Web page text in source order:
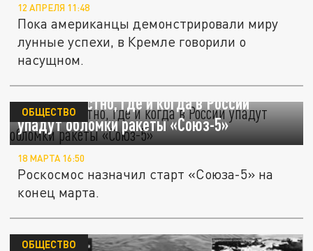
12 АПРЕЛЯ 11:48
Пока американцы демонстрировали миру
лунные успехи, в Кремле говорили о
насущном.
Стало известно, где и когда в России
упадут обломки ракеты «Союз-5»
ОБЩЕСТВО
18 МАРТА 16:50
Роскосмос назначил старт «Союза-5» на
конец марта.
ОБЩЕСТВО